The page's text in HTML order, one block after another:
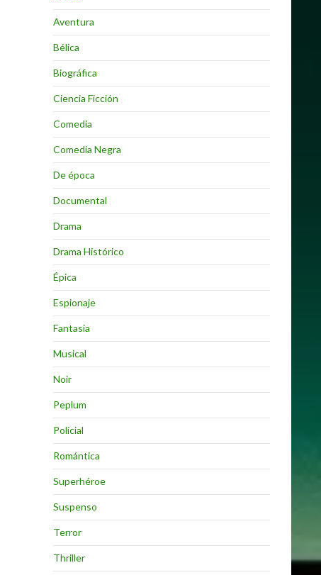
Aventura
Bélica
Biográfica
Ciencia Ficción
Comedia
Comedia Negra
De época
Documental
Drama
Drama Histórico
Épica
Espionaje
Fantasia
Musical
Noir
Peplum
Policial
Romántica
Superhéroe
Suspenso
Terror
Thriller